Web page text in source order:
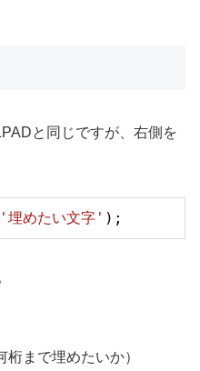
と同じですが、右側を
'埋めたい文字'
まで埋めたいか）